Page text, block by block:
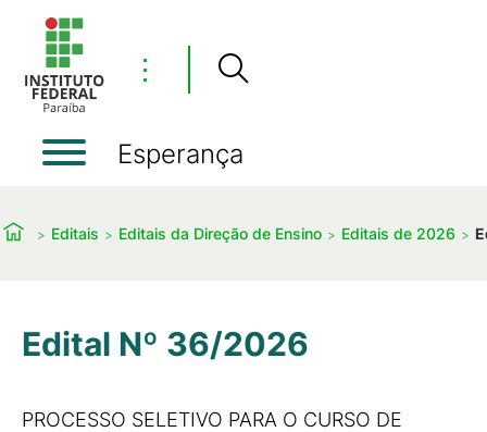
⋮
Esperança
Editais Editais da Direção de Ensino Editais de 2026
Edital Nº 36/2026
PROCESSO SELETIVO PARA O CURSO DE